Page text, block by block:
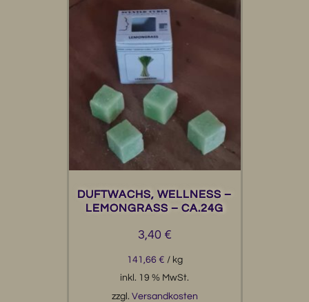
DUFTWACHS, WELLNESS –
LEMONGRASS – CA.24G
3,40 €
141,66 € / kg
inkl. 19 % MwSt.
zzgl. Versandkosten